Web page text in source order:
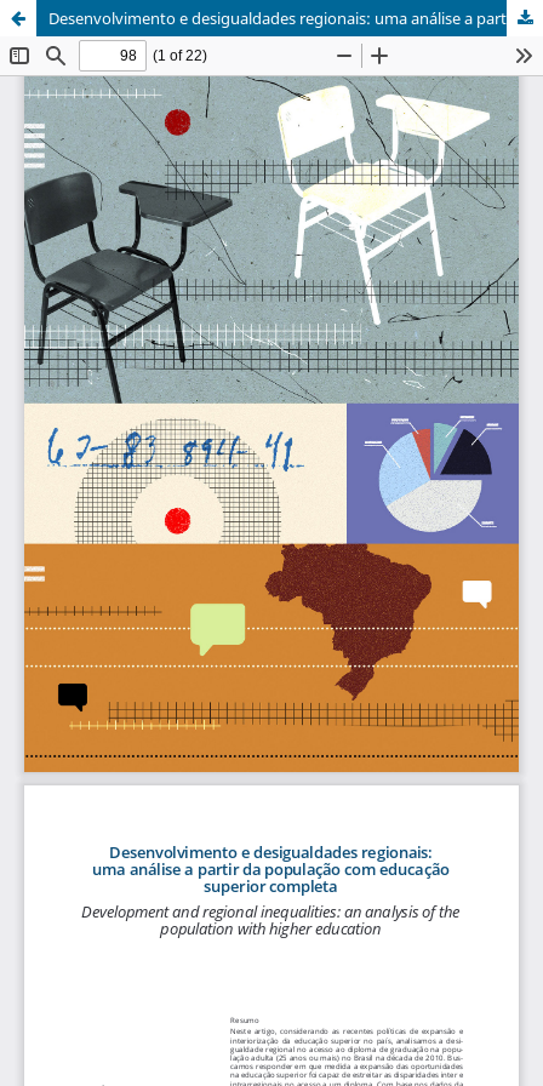
Desenvolvimento e desigualdades regionais: uma análise a partir da população brasileira adulta com educação superior completa